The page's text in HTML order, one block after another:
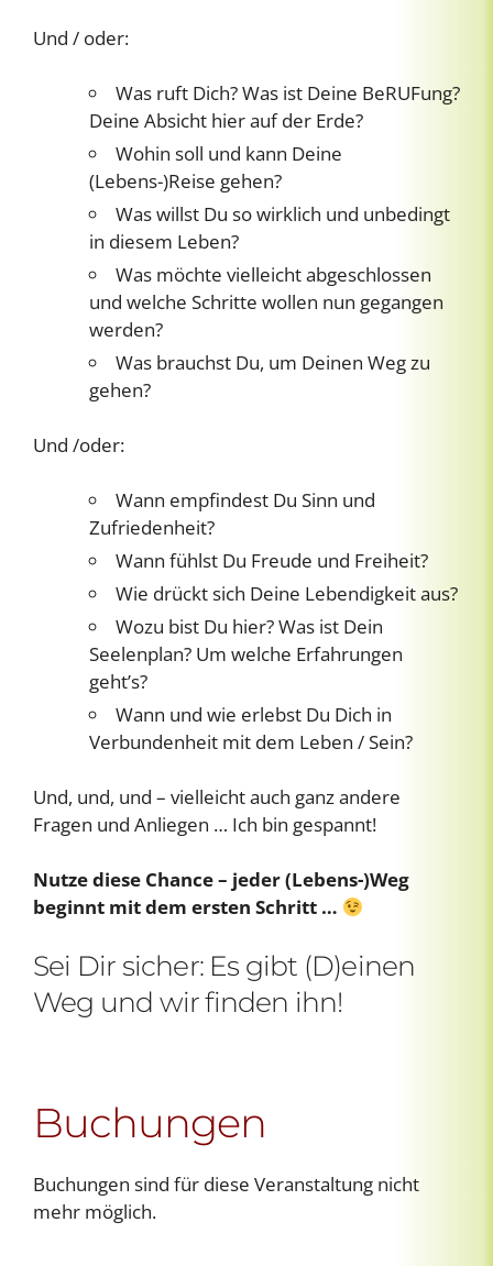
Und / oder:
Was ruft Dich? Was ist Deine BeRUFung?
Deine Absicht hier auf der Erde?
Wohin soll und kann Deine
(Lebens-)Reise gehen?
Was willst Du so wirklich und unbedingt
in diesem Leben?
Was möchte vielleicht abgeschlossen
und welche Schritte wollen nun gegangen
werden?
Was brauchst Du, um Deinen Weg zu
gehen?
Und /oder:
Wann empfindest Du Sinn und
Zufriedenheit?
Wann fühlst Du Freude und Freiheit?
Wie drückt sich Deine Lebendigkeit aus?
Wozu bist Du hier? Was ist Dein
Seelenplan? Um welche Erfahrungen
geht’s?
Wann und wie erlebst Du Dich in
Verbundenheit mit dem Leben / Sein?
Und, und, und – vielleicht auch ganz andere
Fragen und Anliegen … Ich bin gespannt!
Nutze diese Chance – jeder (Lebens-)Weg
beginnt mit dem ersten Schritt …
Sei Dir sicher: Es gibt (D)einen
Weg und wir finden ihn!
Buchungen
Buchungen sind für diese Veranstaltung nicht
mehr möglich.